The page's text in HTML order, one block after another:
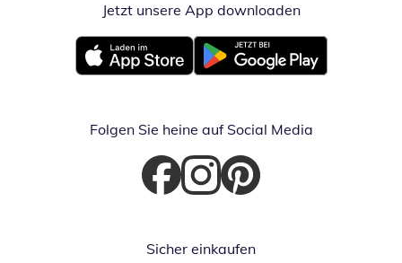
Jetzt unsere App downloadenÖffnet in
Öffnet in neuem FensterÖffnet in neuem Fenster
Folgen Sie heine auf Social Media
Öffnet in neuem Fenster
Öffnet in neuem Fenster
Öffnet in neuem Fenster
Sicher einkaufen